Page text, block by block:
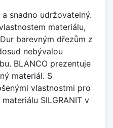
snadno udržovatelný.
materiálu,
barevným dřezům z
nebývalou
BLANCO prezentuje
materiál. S
vlastnostmi pro
SILGRANIT v